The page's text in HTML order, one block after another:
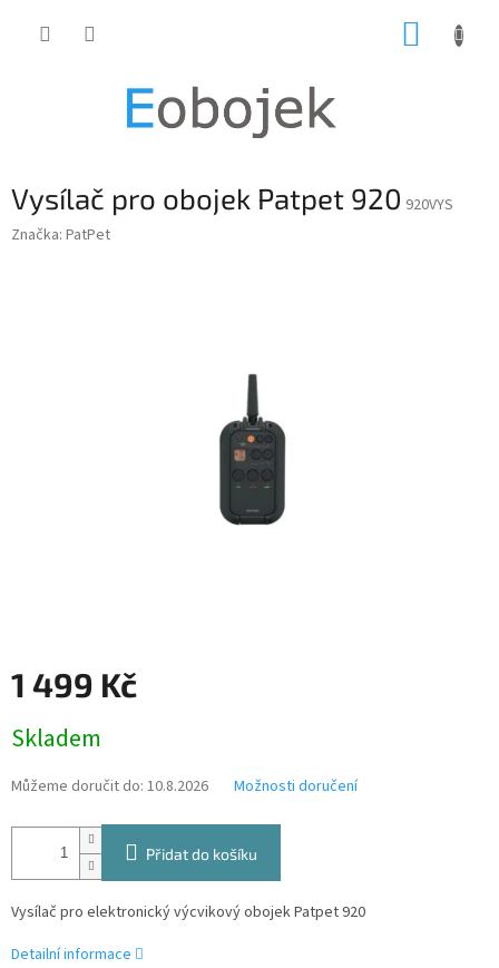
Vysílač pro obojek Patpet 920 920VYS
Značka: PatPet
1 499 Kč
cena:
Skladem
Můžeme doručit do: 10.8.2026 Možnosti doručení
Přidat do košíku
Vysílač pro elektronický výcvikový obojek Patpet 920
Detailní informace